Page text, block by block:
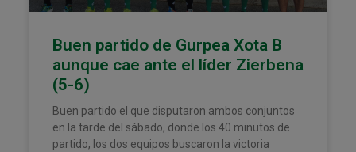
Buen partido de Gurpea Xota B
aunque cae ante el líder Zierbena
(5-6)
Buen partido el que disputaron ambos conjuntos
en la tarde del sábado, donde los 40 minutos de
partido, los dos equipos buscaron la victoria